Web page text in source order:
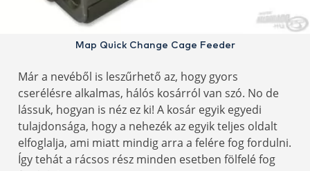
Map Quick Change Cage Feeder
Már a nevéből is leszűrhető az, hogy gyors
cserélésre alkalmas, hálós kosárról van szó. No de
lássuk, hogyan is néz ez ki! A kosár egyik egyedi
tulajdonsága, hogy a nehezék az egyik teljes oldalt
elfoglalja, ami miatt mindig arra a felére fog fordulni.
Így tehát a rácsos rész minden esetben fölfelé fog